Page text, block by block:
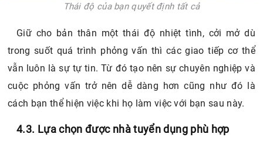
Thái độ của bạn quyết định tất cả
Giữ cho bản thân một thái độ nhiệt tình, cởi mở dù
trong suốt quá trình phỏng vấn thì các giao tiếp cơ thể
vẫn luôn là sự tự tin. Từ đó tạo nên sự chuyên nghiệp và
cuộc phỏng vấn trở nên dễ dàng hơn cũng như đó là
cách bạn thể hiện việc khi họ làm việc với bạn sau này.
4.3. Lựa chọn được nhà tuyển dụng phù hợp